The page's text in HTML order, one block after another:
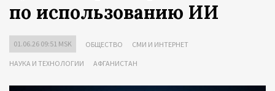
по использованию ИИ
01.06.26 09:51 MSK ОБЩЕСТВО СМИ И ИНТЕРНЕТ
НАУКА И ТЕХНОЛОГИИ АФГАНИСТАН